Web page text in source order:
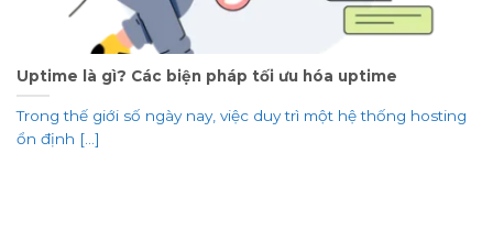
Uptime là gì? Các biện pháp tối ưu hóa uptime
Trong thế giới số ngày nay, việc duy trì một hệ thống hosting
ổn định [...]